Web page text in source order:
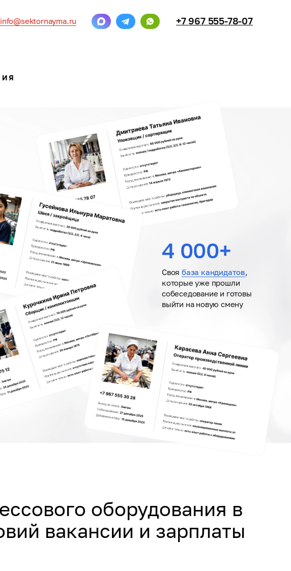
+7 967 555-78-07
info@sektornayma.ru
Своя база кандидатов,
которые уже прошли
собеседование и готовы
выйти на новую смену
4 000+
оборудования в
вакансии и зарплаты